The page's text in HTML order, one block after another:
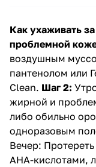
Как ухаживать
проблемной
воздушным
пантенолом или
Clean. Шаг 2:
жирной и
либо обильно
одноразовым
Вечер:
АНА-кислотами,